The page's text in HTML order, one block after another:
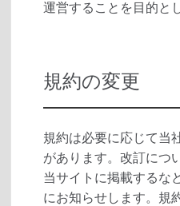
運営することを目的と
規約の変更
規約は必要に応じて当
があります。改訂につ
当サイトに掲載するな
にお知らせします。規